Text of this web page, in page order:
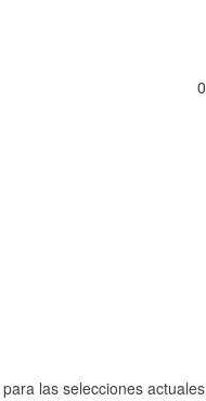
0
las selecciones actuales